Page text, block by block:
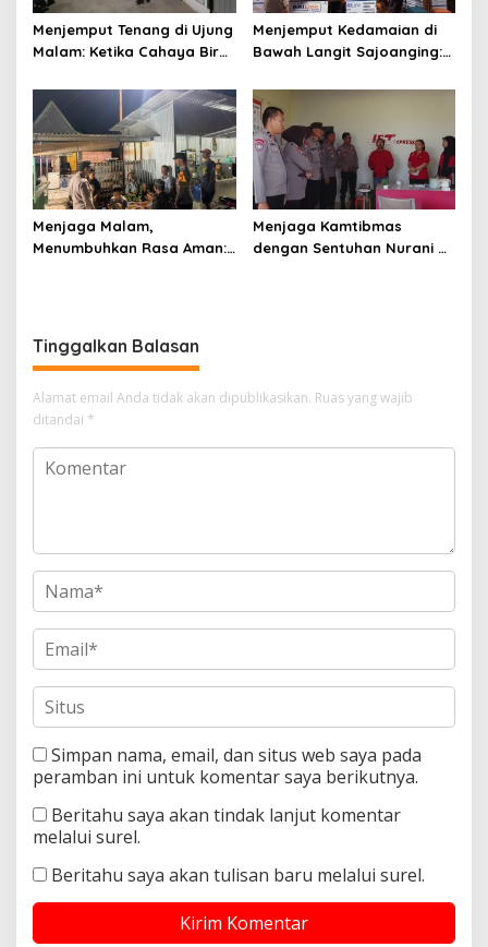
Menjemput Tenang di Ujung
Malam: Ketika Cahaya Biru
Istirahat Warga
Sabbangparu
Menjemput Kedamaian di
Bawah Langit Sajoanging:
Polisi, dan Hati yang
Menjaga
Menjaga Malam,
Menumbuhkan Rasa Aman:
Menjaga Kamtibmas
dengan Sentuhan Nurani di
Tinggalkan Balasan
Alamat email Anda tidak akan dipublikasikan. Ruas yang wajib
ditandai *
Simpan nama, email, dan situs web saya pada
peramban ini untuk komentar saya berikutnya.
Beritahu saya akan tindak lanjut komentar
melalui surel.
Beritahu saya akan tulisan baru melalui surel.